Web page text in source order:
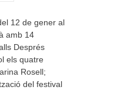
12 de gener al
amb 14
Després
els quatre
Rosell;
del festival